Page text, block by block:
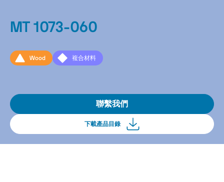
MT 1073-060
Wood 複合材料
聯繫我們
下載產品目錄